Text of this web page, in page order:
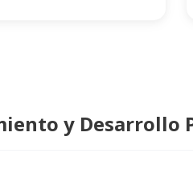
y Desarrollo